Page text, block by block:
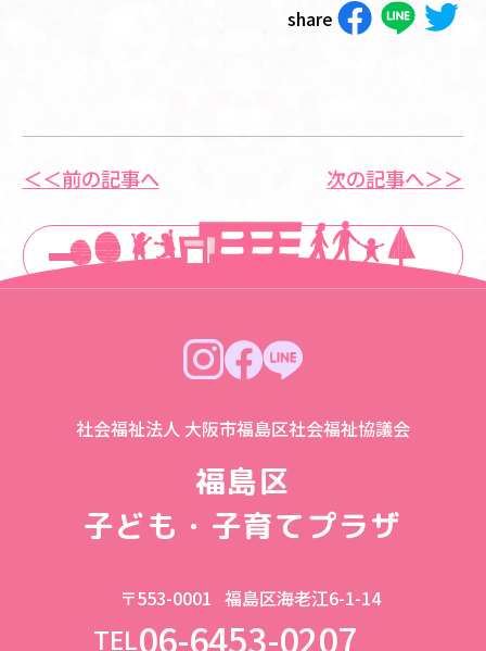
share
＜＜前の記事へ
一覧に戻る
次の記事へ＞＞
社会福祉法人 大阪市福島区社会福祉協議会
福島区
子ども・子育てプラザ
〒553-0001 福島区海老江6-1-14
TEL06-6453-0207